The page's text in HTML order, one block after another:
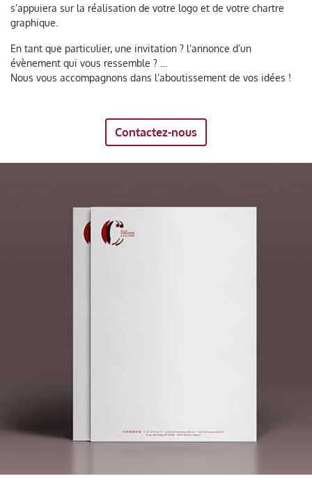
s’appuiera sur la réalisation de votre logo et de votre chartre
graphique.
En tant que particulier, une invitation ? l’annonce d’un
évènement qui vous ressemble ? …
Nous vous accompagnons dans l’aboutissement de vos idées !
Contactez-nous